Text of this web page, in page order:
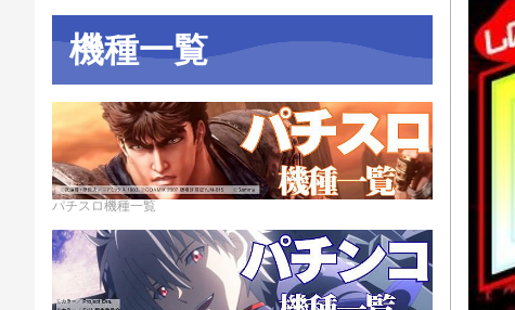
機種一覧
パチスロ機種一覧